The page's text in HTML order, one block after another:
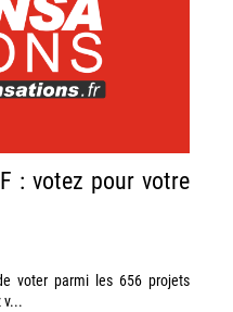
: votez pour votre
voter parmi les 656 projets
v...